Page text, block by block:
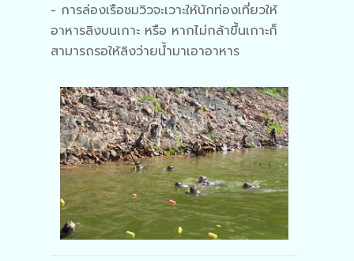
- การล่องเรือชมวิวจะเวาะให้นักท่องเที่ยวให้
อาหารลิงบนเกาะ หรือ หากไม่กล้าขึ้นเกาะก็
สามารถรอให้ลิงว่ายน้ำมาเอาอาหาร